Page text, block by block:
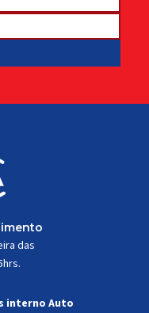
das
interno Auto